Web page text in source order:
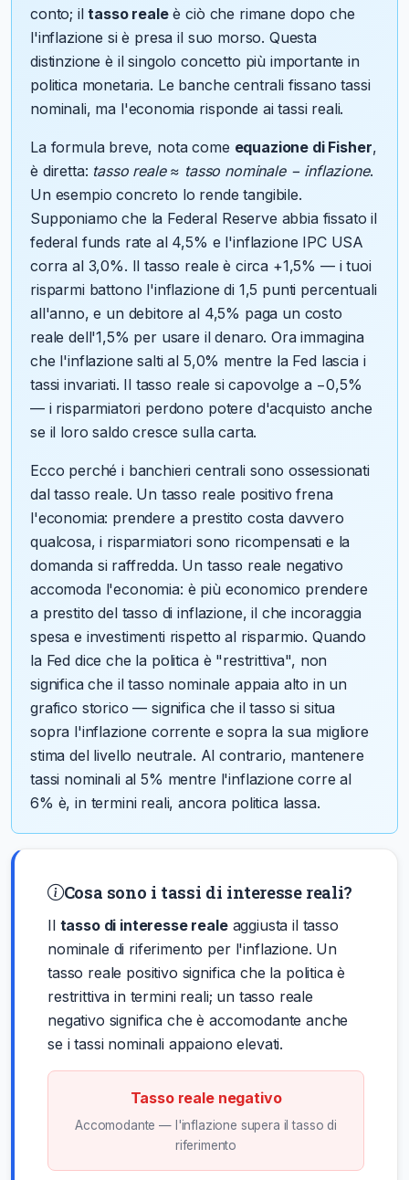
conto; iltasso realeè ciò che rimane dopo che
l'inflazione si è presa il suo morso. Questa
distinzione è il singolo concetto più importante in
politica monetaria. Le banche centrali fissano tassi
nominali, ma l'economia risponde ai tassi reali.
La formula breve, nota come equazione di Fisher,
è diretta: tasso reale ≈ tasso nominale − inflazione.
Un esempio concreto lo rende tangibile.
Supponiamo che la Federal Reserve abbia fissato il
federal funds rate al 4,5% e l'inflazione IPC USA
corra al 3,0%. Il tasso reale è circa +1,5% — i tuoi
risparmi battono l'inflazione di 1,5 punti percentuali
all'anno, e un debitore al 4,5% paga un costo
reale dell'1,5% per usare il denaro. Ora immagina
che l'inflazione salti al 5,0% mentre la Fed lascia i
tassi invariati. Il tasso reale si capovolge a −0,5%
— i risparmiatori perdono potere d'acquisto anche
se il loro saldo cresce sulla carta.
Ecco perché i banchieri centrali sono ossessionati
dal tasso reale. Un tasso reale positivo frena
l'economia: prendere a prestito costa davvero
qualcosa, i risparmiatori sono ricompensati e la
domanda si raffredda. Un tasso reale negativo
accomoda l'economia: è più economico prendere
a prestito del tasso di inflazione, il che incoraggia
spesa e investimenti rispetto al risparmio. Quando
la Fed dice che la politica è "restrittiva", non
significa che il tasso nominale appaia alto in un
grafico storico — significa che il tasso si situa
sopra l'inflazione corrente e sopra la sua migliore
stima del livello neutrale. Al contrario, mantenere
tassi nominali al 5% mentre l'inflazione corre al
6% è, in termini reali, ancora politica lassa.
Cosa sono i tassi di interesse reali?
Il tasso di interesse realeaggiusta il tasso
nominale di riferimento per l'inflazione. Un
tasso reale positivo significa che la politica è
restrittiva in termini reali; un tasso reale
negativo significa che è accomodante anche
se i tassi nominali appaiono elevati.
Tasso reale negativo
Accomodante — l'inflazione supera il tasso di
riferimento